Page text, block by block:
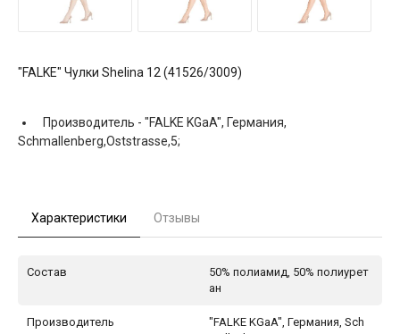
"FALKE" Чулки Shelina 12 (41526/3009)
Производитель - "FALKE KGaA", Германия,
Schmallenberg,Oststrasse,5;
Характеристики Отзывы
Состав
50% полиамид, 50% полиурет
ан
Производитель
"FALKE KGaA", Германия, Sch